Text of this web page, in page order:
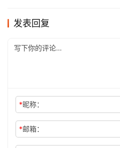
发表回复
*昵称：
*邮箱：